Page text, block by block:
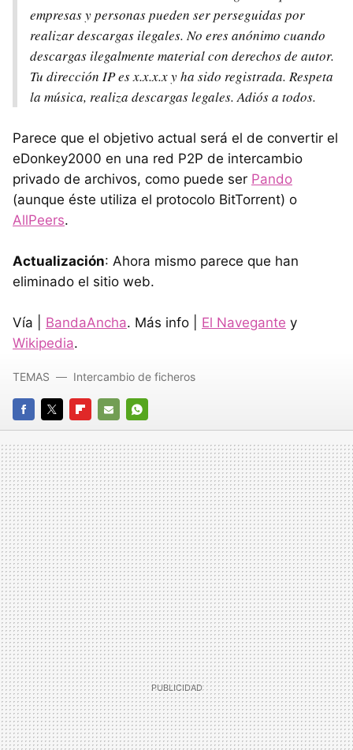
empresas y personas pueden ser perseguidas por
realizar descargas ilegales. No eres anónimo cuando
descargas ilegalmente material con derechos de autor.
Tu dirección IP es x.x.x.x y ha sido registrada. Respeta
la música, realiza descargas legales. Adiós a todos.
Parece que el objetivo actual será el de convertir el
eDonkey2000 en una red P2P de intercambio
privado de archivos, como puede ser Pando
(aunque éste utiliza el protocolo BitTorrent) o
AllPeers.
Actualización: Ahora mismo parece que han
eliminado el sitio web.
Vía | BandaAncha. Más info | El Navegante y
Wikipedia.
FACEBOOK
TWITTERFLIPBOARD
E-
MAIL
WHATSAPP
TEMAS Intercambio de ficheros